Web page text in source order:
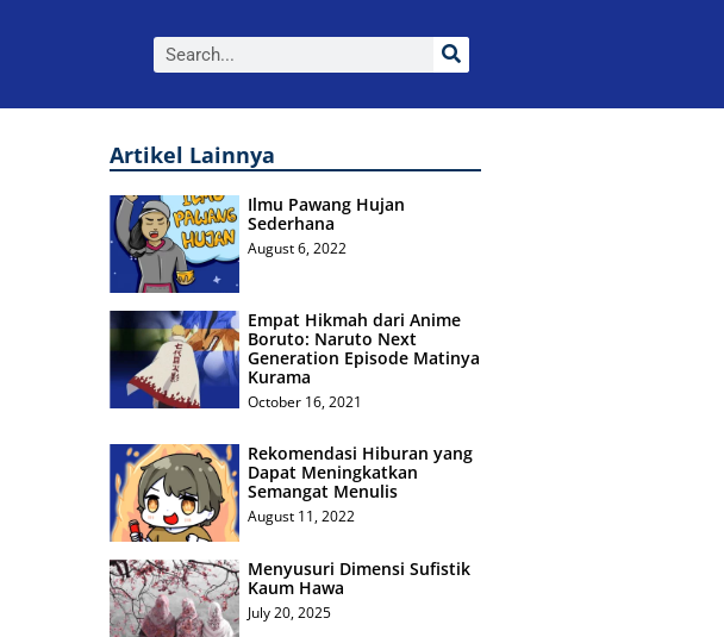
Artikel Lainnya
Ilmu Pawang Hujan
Sederhana
August 6, 2022
Empat Hikmah dari Anime
Boruto: Naruto Next
Generation Episode Matinya
Kurama
October 16, 2021
Rekomendasi Hiburan yang
Dapat Meningkatkan
Semangat Menulis
August 11, 2022
Menyusuri Dimensi Sufistik
Kaum Hawa
July 20, 2025